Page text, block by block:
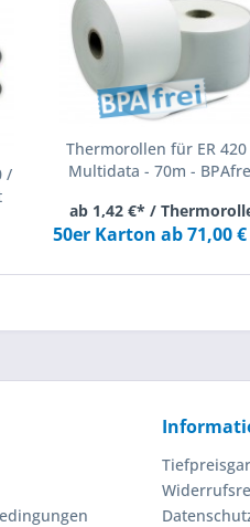
/
Thermorollen für ER
Multidata - 70m -
ab 1,42 €* /
50er Karton ab 71,00